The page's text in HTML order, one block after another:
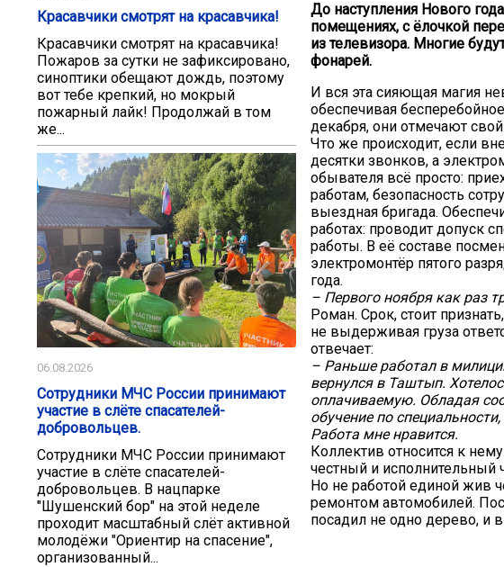
Красавчики смотрят на красавчика!
Красавчики смотрят на красавчика!
Пожаров за сутки не зафиксировано,
синоптики обещают дождь, поэтому
вот тебе крепкий, но мокрый
пожарный лайк! Продолжай в том
же...
06.08.2026
Сотрудники МЧС России принимают
участие в слёте спасателей-
добровольцев.
Сотрудники МЧС России принимают
участие в слёте спасателей-
добровольцев. В нацпарке
"Шушенский бор" на этой неделе
проходит масштабный слёт активной
молодёжи "Ориентир на спасение",
организованный...
До наступления Нового
помещениях, с ёлочкой
из телевизора. Многие
фонарей.
И вся эта сияющая магия
обеспечивая
декабря, они отмечают
Что же происходит, если
десятки звонков, а
обывателя всё просто:
работам, безопасность
выездная бригада.
работах: проводит допуск
работы. В её составе
электромонтёр пятого
года.
– Первого ноября как раз
Роман. Срок, стоит
не выдерживая груза
отвечает:
– Раньше работал в
вернулся в Таштып.
оплачиваемую. Обладая
обучение по
Работа мне нравится.
Коллектив относится к
честный и исполнительный
Но не работой единой жив
ремонтом автомобилей.
посадил не одно дерево, и